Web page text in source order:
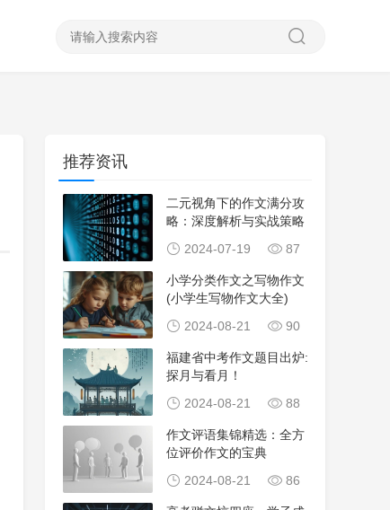
推荐资讯
二元视角下的作文满分攻
略：深度解析与实战策略
2024-07-19
87
小学分类作文之写物作文
(小学生写物作文大全)
2024-08-21
90
福建省中考作文题目出炉:
探月与看月！
2024-08-21
88
作文评语集锦精选：全方
位评价作文的宝典
2024-08-21
86